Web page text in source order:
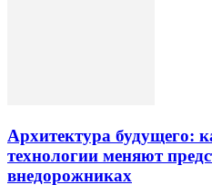
Архитектура будущего:
технологии меняют
внедорожниках